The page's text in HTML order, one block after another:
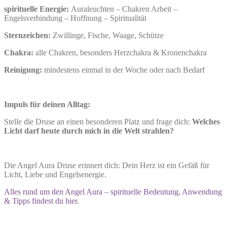
spirituelle Energie: Auraleuchten – Chakren Arbeit –
Engelsverbindung – Hoffnung – Spiritualität
Sternzeichen: Zwillinge, Fische, Waage, Schütze
Chakra: alle Chakren, besonders Herzchakra & Kronenchakra
Reinigung: mindestens einmal in der Woche oder nach Bedarf
Impuls für deinen Alltag:
Stelle die Druse an einen besonderen Platz und frage dich: Welches
Licht darf heute durch mich in die Welt strahlen?
Die Angel Aura Druse erinnert dich: Dein Herz ist ein Gefäß für
Licht, Liebe und Engelsenergie.
Alles rund um den Angel Aura – spirituelle Bedeutung, Anwendung
& Tipps findest du hier.